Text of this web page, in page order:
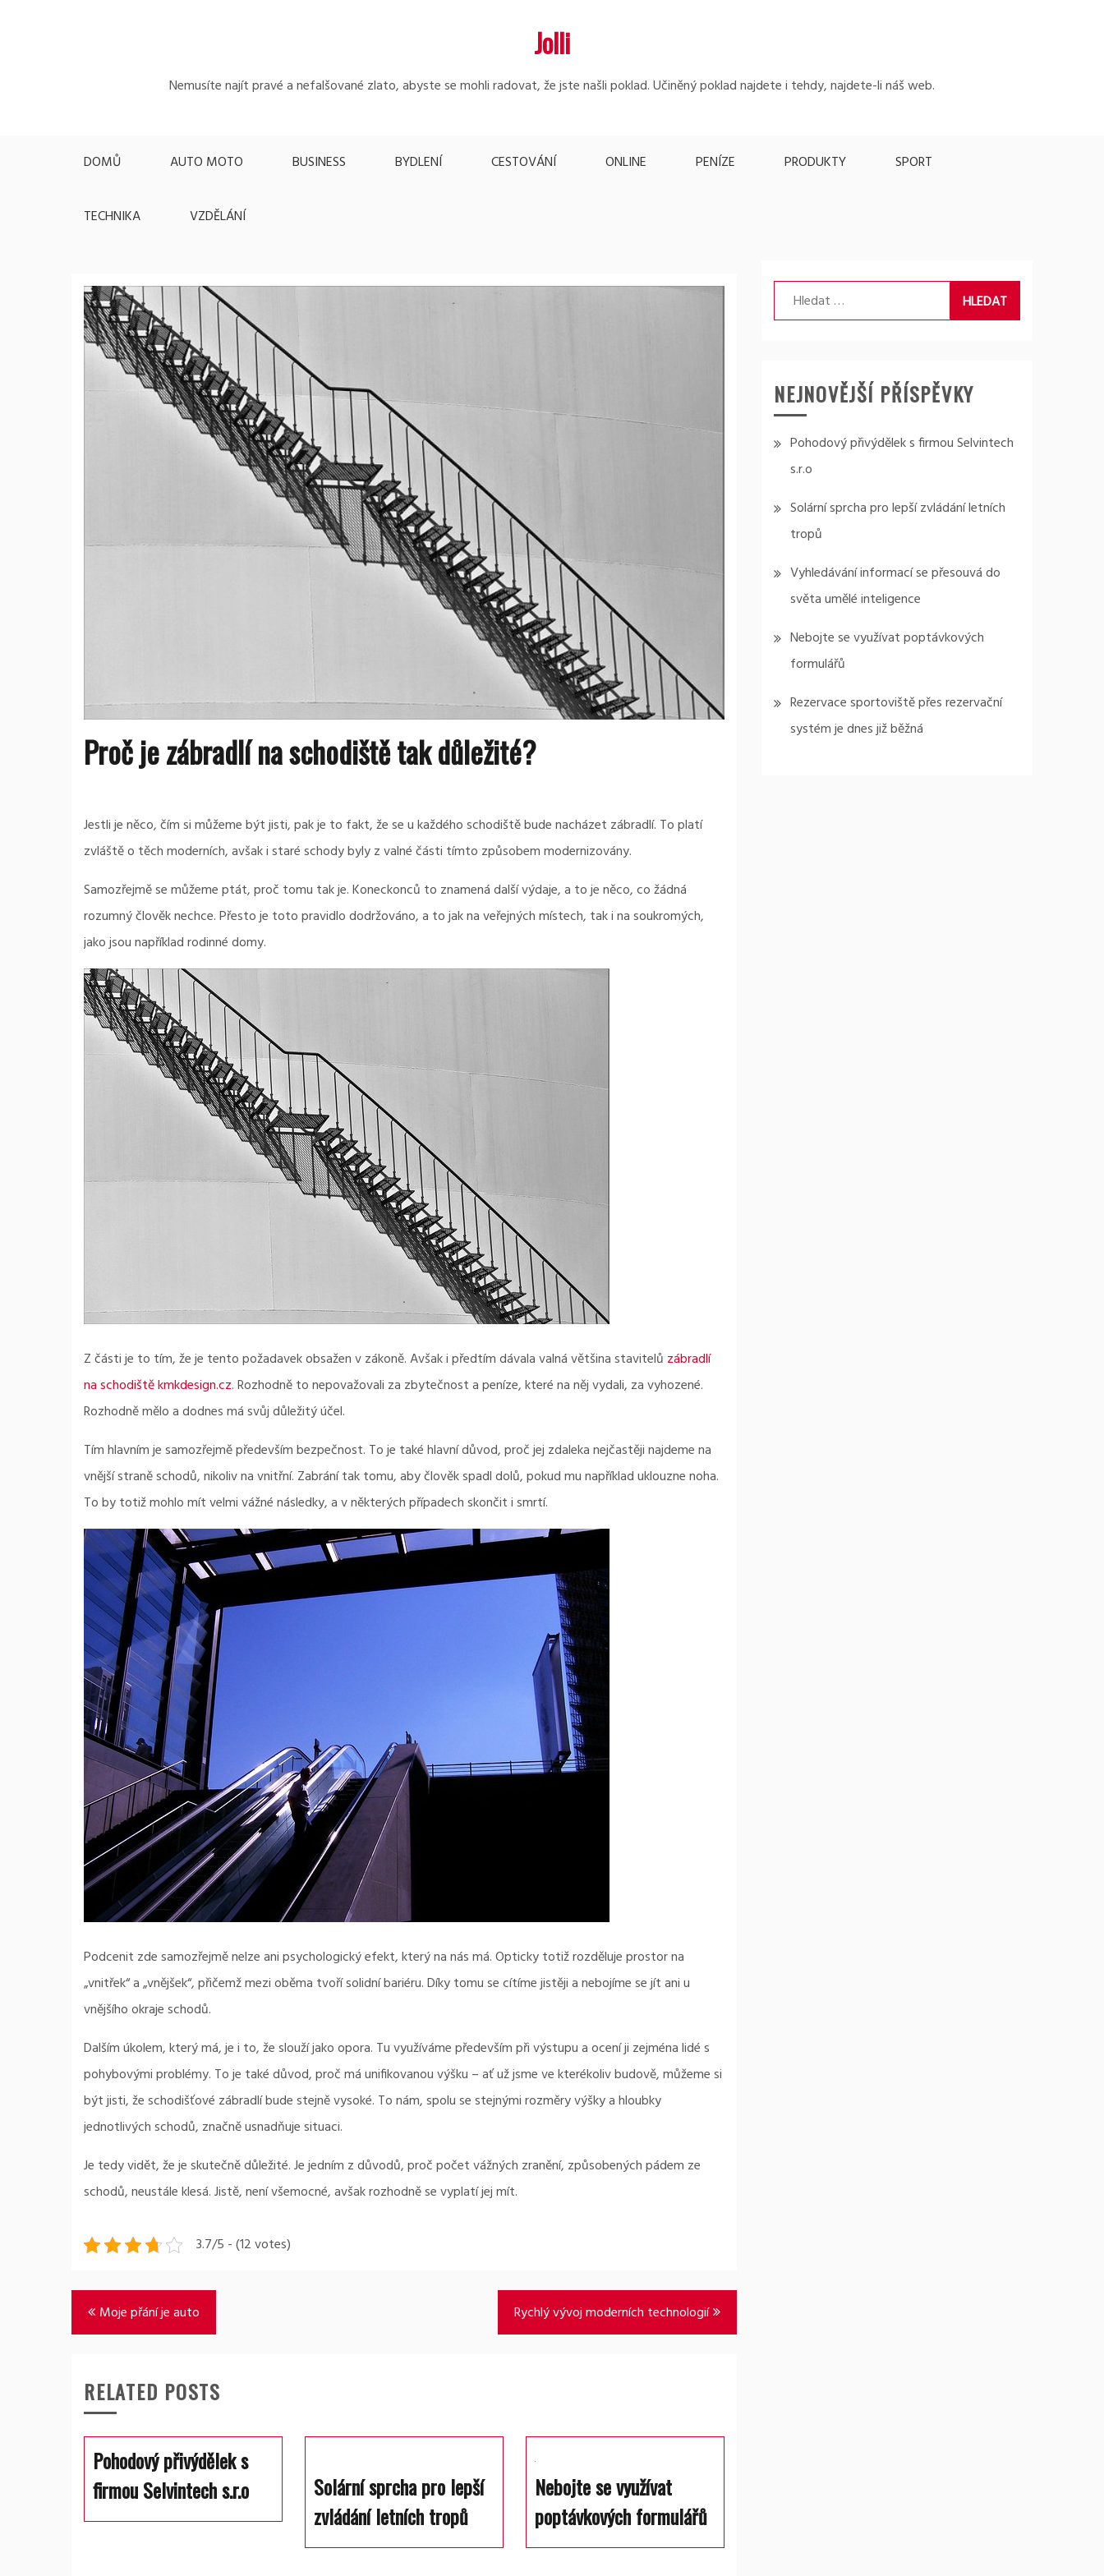
Jolli
Nemusíte najít pravé a nefalšované zlato, abyste se mohli radovat, že jste našli poklad. Učiněný poklad najdete i tehdy, najdete-li náš web.
DOMŮ AUTO MOTO BUSINESS BYDLENÍ CESTOVÁNÍ ONLINE PENÍZE PRODUKTY SPORT
TECHNIKA VZDĚLÁNÍ
Proč je zábradlí na schodiště tak důležité?
Jestli je něco, čím si můžeme být jisti, pak je to fakt, že se u každého schodiště bude nacházet zábradlí. To platí
zvláště o těch moderních, avšak i staré schody byly z valné části tímto způsobem modernizovány.
Samozřejmě se můžeme ptát, proč tomu tak je. Koneckonců to znamená další výdaje, a to je něco, co žádná
rozumný člověk nechce. Přesto je toto pravidlo dodržováno, a to jak na veřejných místech, tak i na soukromých,
jako jsou například rodinné domy.
Z části je to tím, že je tento požadavek obsažen v zákoně. Avšak i předtím dávala valná většina stavitelů zábradlí
na schodiště kmkdesign.cz. Rozhodně to nepovažovali za zbytečnost a peníze, které na něj vydali, za vyhozené.
Rozhodně mělo a dodnes má svůj důležitý účel.
Tím hlavním je samozřejmě především bezpečnost. To je také hlavní důvod, proč jej zdaleka nejčastěji najdeme na
vnější straně schodů, nikoliv na vnitřní. Zabrání tak tomu, aby člověk spadl dolů, pokud mu například uklouzne noha.
To by totiž mohlo mít velmi vážné následky, a v některých případech skončit i smrtí.
Podcenit zde samozřejmě nelze ani psychologický efekt, který na nás má. Opticky totiž rozděluje prostor na
„vnitřek“ a „vnějšek“, přičemž mezi oběma tvoří solidní bariéru. Díky tomu se cítíme jistěji a nebojíme se jít ani u
vnějšího okraje schodů.
Dalším úkolem, který má, je i to, že slouží jako opora. Tu využíváme především při výstupu a ocení ji zejména lidé s
pohybovými problémy. To je také důvod, proč má unifikovanou výšku – ať už jsme ve kterékoliv budově, můžeme si
být jisti, že schodišťové zábradlí bude stejně vysoké. To nám, spolu se stejnými rozměry výšky a hloubky
jednotlivých schodů, značně usnadňuje situaci.
Je tedy vidět, že je skutečně důležité. Je jedním z důvodů, proč počet vážných zranění, způsobených pádem ze
schodů, neustále klesá. Jistě, není všemocné, avšak rozhodně se vyplatí jej mít.
3.7/5 - (12 votes)
Navigace
pro
Moje přání je auto Rychlý vývoj moderních technologií
RELATED POSTS
Pohodový přivýdělek s
firmou Selvintech s.r.o
Solární sprcha pro lepší
zvládání letních tropů
Nebojte se využívat
poptávkových formulářů
Vyhledávání
NEJNOVĚJŠÍ PŘÍSPĚVKY
Pohodový přivýdělek s firmou Selvintech
s.r.o
Solární sprcha pro lepší zvládání letních
tropů
Vyhledávání informací se přesouvá do
světa umělé inteligence
Nebojte se využívat poptávkových
formulářů
Rezervace sportoviště přes rezervační
systém je dnes již běžná